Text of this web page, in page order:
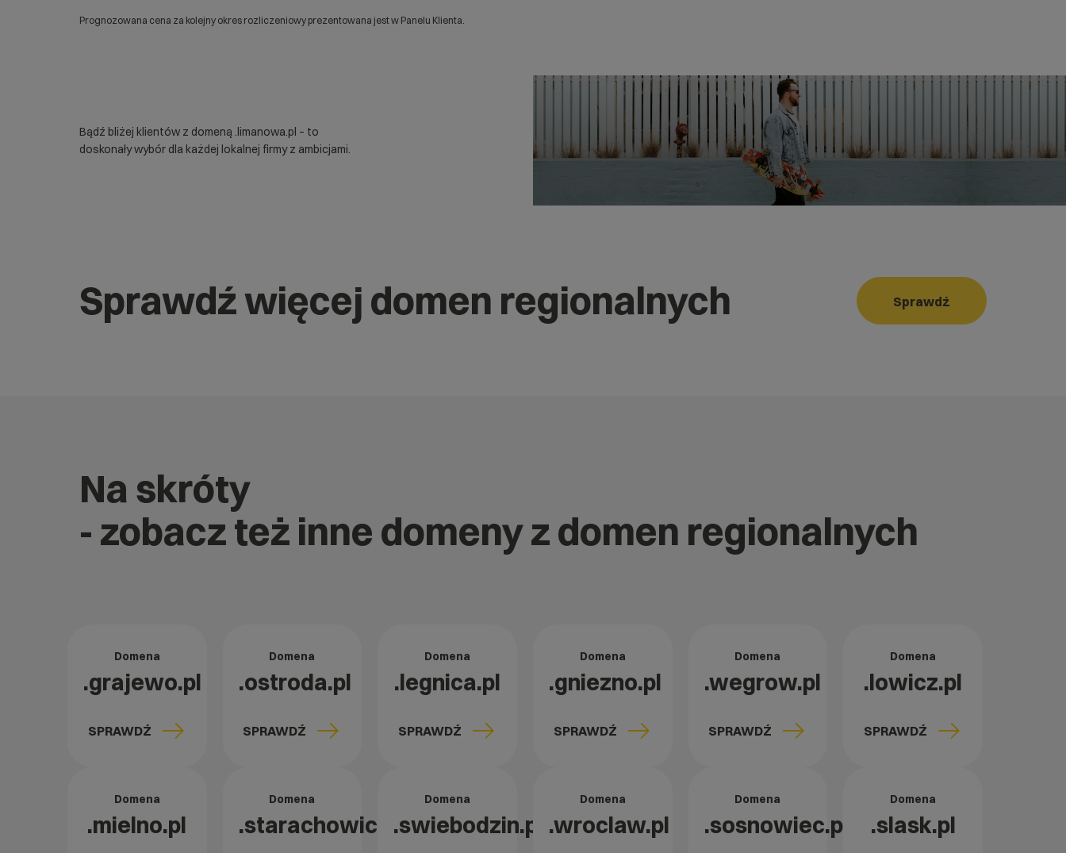
Prognozowana cena za kolejny okres rozliczeniowy prezentowana jest w Panelu Klienta.
Bądź bliżej klientów z domeną .limanowa.pl – to
doskonały wybór dla każdej lokalnej firmy z ambicjami.
Sprawdź więcej domen regionalnych Sprawdź
Na skróty
- zobacz też inne domeny z domen regionalnych
Domena
.grajewo.pl
SPRAWDŹ
Domena
.ostroda.pl
SPRAWDŹ
Domena
.legnica.pl
SPRAWDŹ
Domena
.gniezno.pl
SPRAWDŹ
Domena
.wegrow.pl
SPRAWDŹ
Domena
.lowicz.pl
SPRAWDŹ
Domena
.mielno.pl
Domena
.starachowice.pl
Domena
.swiebodzin.pl
Domena
.wroclaw.pl
Domena
.sosnowiec.pl
Domena
.slask.pl